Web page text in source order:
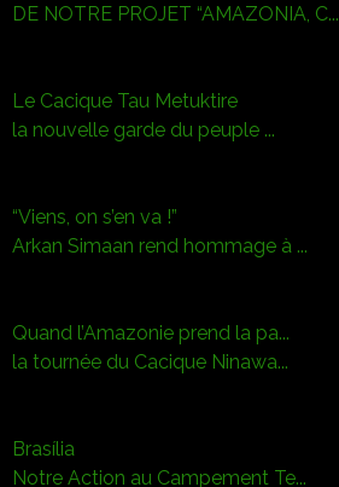
DE NOTRE PROJET “AMAZONIA, C...
Le Cacique Tau Metuktire
la nouvelle garde du peuple ...
“Viens, on s’en va !”
Arkan Simaan rend hommage à ...
Quand l’Amazonie prend la pa...
la tournée du Cacique Ninawa...
Brasília
Notre Action au Campement Te...